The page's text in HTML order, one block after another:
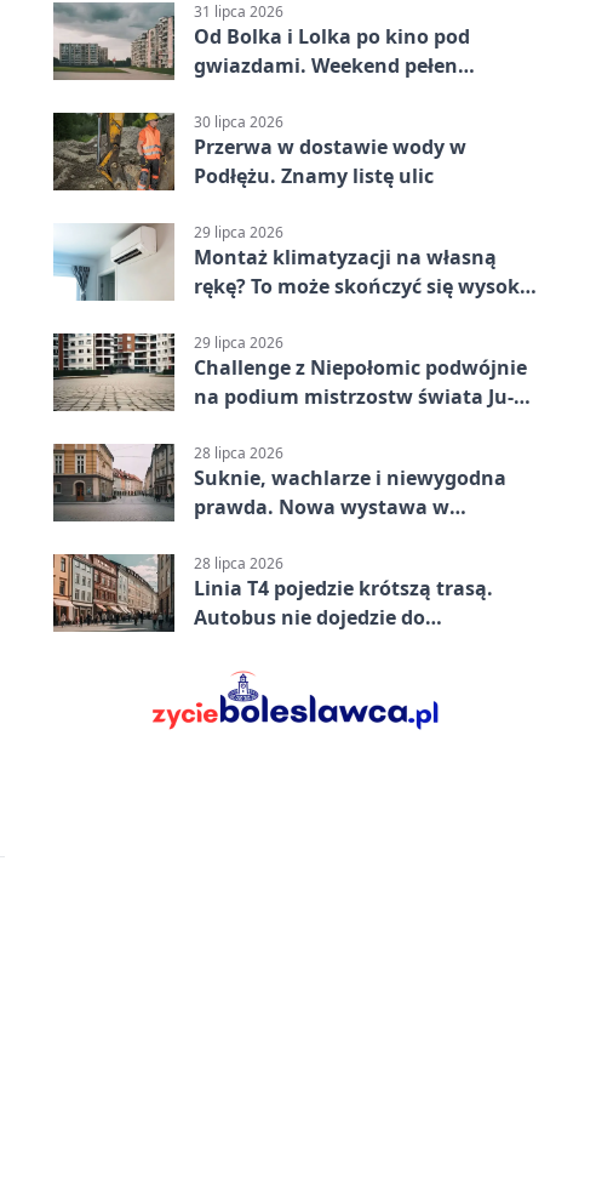
31 lipca 2026
Od Bolka i Lolka po kino pod
gwiazdami. Weekend pełen
30 lipca 2026
Przerwa w dostawie wody w
Podłężu. Znamy listę ulic
29 lipca 2026
Montaż klimatyzacji na własną
rękę? To może skończyć się wysoką
29 lipca 2026
Challenge z Niepołomic podwójnie
na podium mistrzostw świata Ju-
28 lipca 2026
Suknie, wachlarze i niewygodna
prawda. Nowa wystawa w
28 lipca 2026
Linia T4 pojedzie krótszą trasą.
Autobus nie dojedzie do